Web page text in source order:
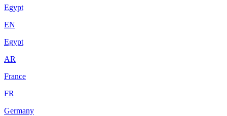
Egypt
EN
Egypt
AR
France
FR
Germany